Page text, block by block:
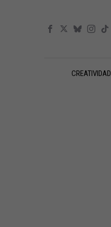
CREATIVIDAD